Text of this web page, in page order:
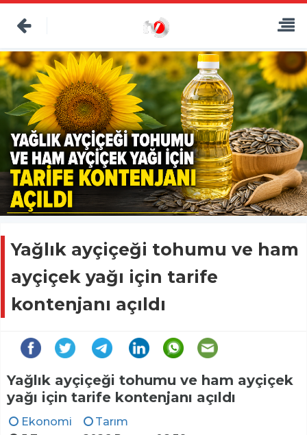
Yağlık ayçiçeği tohumu ve ham
ayçiçek yağı için tarife
kontenjanı açıldı
Yağlık ayçiçeği tohumu ve ham ayçiçek
yağı için tarife kontenjanı açıldı
Ekonomi
Tarım